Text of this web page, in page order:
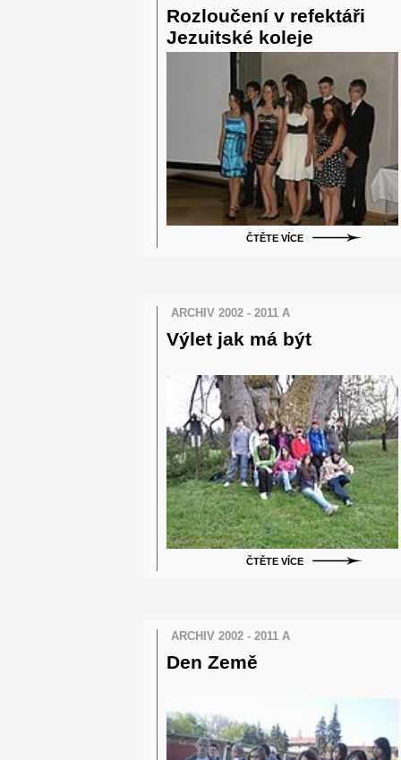
Rozloučení v refektáři
Jezuitské koleje
ČTĚTE VÍCE
ARCHIV 2002 - 2011 A
Výlet jak má být
ČTĚTE VÍCE
ARCHIV 2002 - 2011 A
Den Země